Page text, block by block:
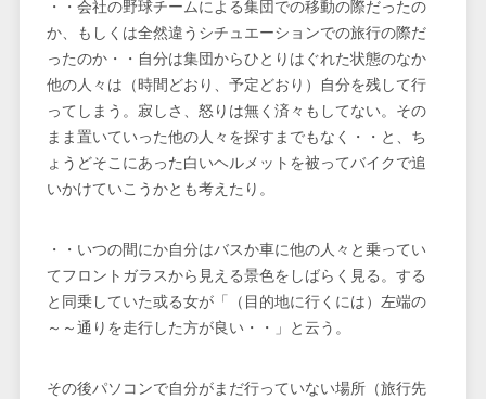
・・会社の野球チームによる集団での移動の際だったの
か、もしくは全然違うシチュエーションでの旅行の際だ
ったのか・・自分は集団からひとりはぐれた状態のなか
他の人々は（時間どおり、予定どおり）自分を残して行
ってしまう。寂しさ、怒りは無く済々もしてない。その
まま置いていった他の人々を探すまでもなく・・と、ち
ょうどそこにあった白いヘルメットを被ってバイクで追
いかけていこうかとも考えたり。
・・いつの間にか自分はバスか車に他の人々と乗ってい
てフロントガラスから見える景色をしばらく見る。する
と同乗していた或る女が「（目的地に行くには）左端の
～～通りを走行した方が良い・・」と云う。
その後パソコンで自分がまだ行っていない場所（旅行先